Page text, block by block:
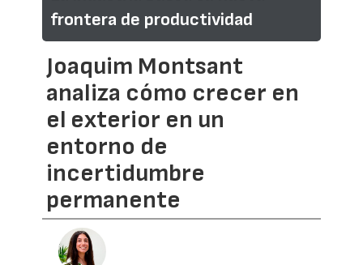
frontera de productividad
Joaquim Montsant
analiza cómo crecer en
el exterior en un
entorno de
incertidumbre
permanente